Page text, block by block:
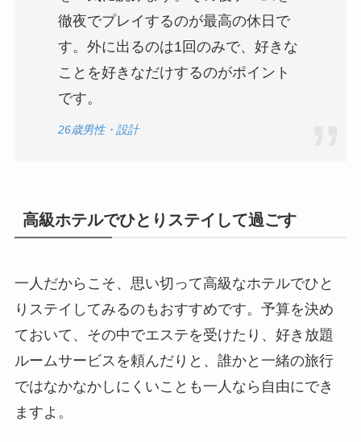
徹夜でプレイするのが最高の休日で
す。外に出るのは1回のみで、好きな
ことを好きなだけするのがポイント
です。
26歳男性・設計
高級ホテルでひとりステイして過ごす
一人だからこそ、思い切って高級なホテルでひと
りステイしてみるのもおすすめです。予算を決め
ておいて、その中でエステを受けたり、好き放題
ルームサービスを頼んだりと、誰かと一緒の旅行
ではなかなかしにくいことも一人なら自由にでき
ますよ。